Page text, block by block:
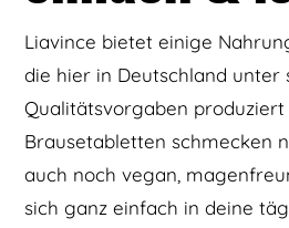
Liavince bietet einige
die hier in Deutschland unter
Qualitätsvorgaben produziert
Brausetabletten schmecken
auch noch vegan,
sich ganz einfach in deine